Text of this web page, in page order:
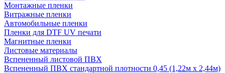
Монтажные пленки
Витражные пленки
Автомобильные пленки
Пленки для DTF UV печати
Магнитные пленки
Листовые материалы
Вспененный листовой ПВХ
Вспененный ПВХ стандартной плотности 0,45 (1,22м х 2,44м)